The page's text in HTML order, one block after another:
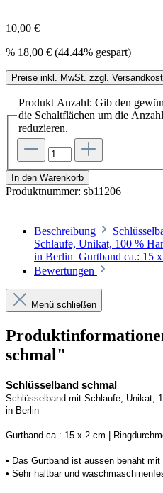
10,00 €
% 18,00 € (44.44% gespart)
Preise inkl. MwSt. zzgl.
Produkt Anzahl: Gib den
die Schaltflächen um die
reduzieren.
In den Warenkorb
Produktnummer: sb11206
Beschreibung
Schlaufe, Unikat, 100 %
in Berlin Gurtband ca.: 15
Bewertungen
Menü schließen
schmal"
Schlüsselband schmal
Schlüsselband mit Schlaufe, Unikat,
in Berlin
Gurtband ca.: 15 x 2 cm |
• Das Gurtband ist aussen benäht mit
• Sehr haltbar und